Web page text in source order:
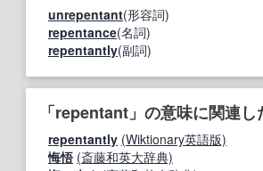
unrepentant(形容詞)
repentance(名詞)
repentantly(副詞)
「repentant」の意味に関連し
repentantly (Wiktionary英語版)
悔悟 (斎藤和英大辞典)